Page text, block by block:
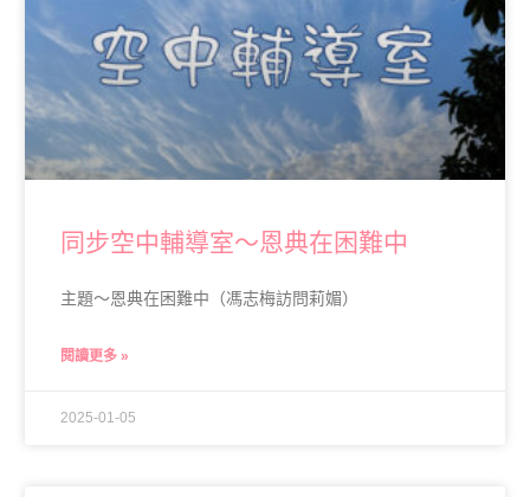
同步空中輔導室～恩典在困難中
主題～恩典在困難中（馮志梅訪問莉媚）
閱讀更多 »
2025-01-05